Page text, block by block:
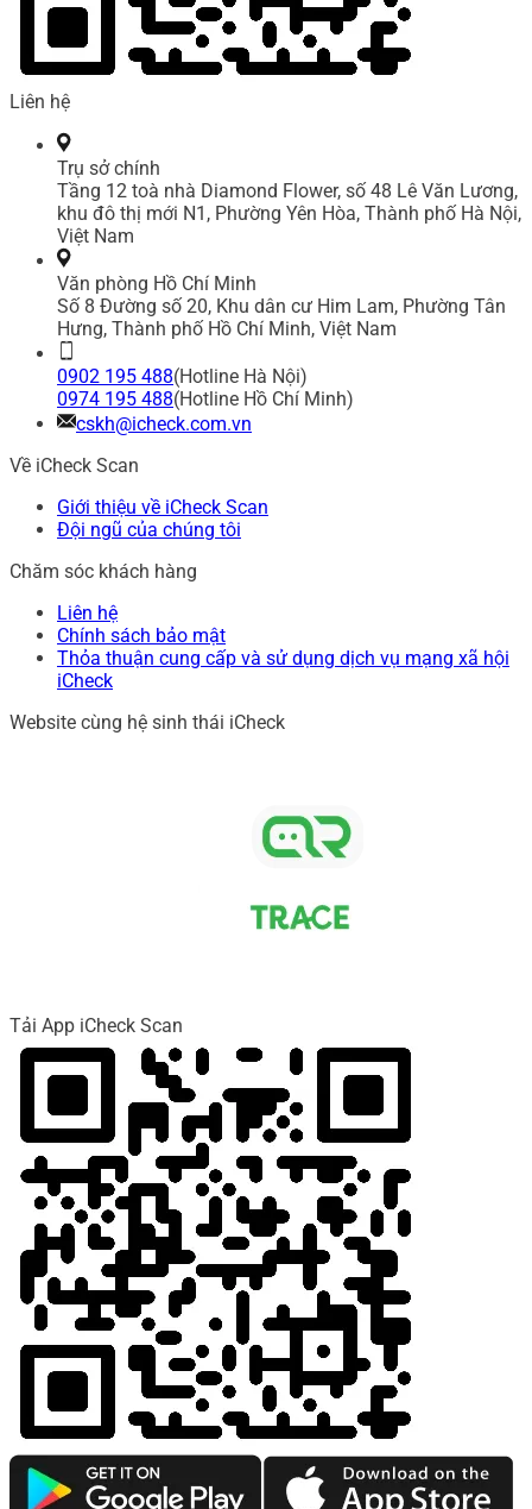
Liên hệ
Trụ sở chính
Tầng 12 toà nhà Diamond Flower, số 48 Lê Văn Lương,
khu đô thị mới N1, Phường Yên Hòa, Thành phố Hà Nội,
Việt Nam
Văn phòng Hồ Chí Minh
Số 8 Đường số 20, Khu dân cư Him Lam, Phường Tân
Hưng, Thành phố Hồ Chí Minh, Việt Nam
0902 195 488(Hotline Hà Nội)
0974 195 488(Hotline Hồ Chí Minh)
cskh@icheck.com.vn
Về iCheck Scan
Giới thiệu về iCheck Scan
Đội ngũ của chúng tôi
Chăm sóc khách hàng
Liên hệ
Chính sách bảo mật
Thỏa thuận cung cấp và sử dụng dịch vụ mạng xã hội
iCheck
Website cùng hệ sinh thái iCheck
Tải App iCheck Scan